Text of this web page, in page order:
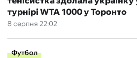
8 серпня 22:02
турнірі WTA 1000 у Торонто
Футбол